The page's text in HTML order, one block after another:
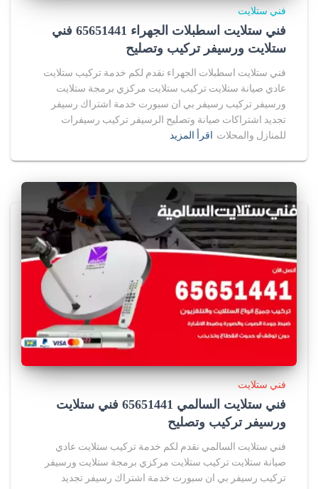
فني ستلايت
فني ستلايت اسطبلات الجهراء 65651441 فني
ستلايت ورسيفر تركيب وتصليح
فني ستلايت اسطبلات الجهراء نقدم لكم خدمة تركيب ستلايت
عادي صيانة ستلايت تركيب ستلايت مركزي برمجة ستلايت
ورسيفر تركيب رسيفر بي ان سبورت خدمة اشتراك رسيفر
تجديد اشتراكات صيانة وتصليح الرسيفر تركيب رسيفرات
للمنازل والمحلات اقرأ المزيد
فني ستلايت
فني ستلايت السالمي 65651441 فني ستلايت
ورسيفر تركيب وتصليح
فني ستلايت السالمي نقدم لكم خدمة تركيب ستلايت عادي
صيانة ستلايت تركيب ستلايت مركزي برمجة ستلايت ورسيفر
تركيب رسيفر بي ان سبورت خدمة اشتراك رسيفر تجديد